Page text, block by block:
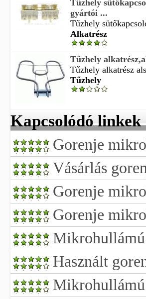
Tűzhely
gyártói ...
Tűzhely
Alkatrész
Tűzhely
Tűzhely alkatrész
Tűzhely
Kapcsolódó linkek
Gorenje
Vásárlás
Gorenje
Gorenje
Használt
Mikrohullámú